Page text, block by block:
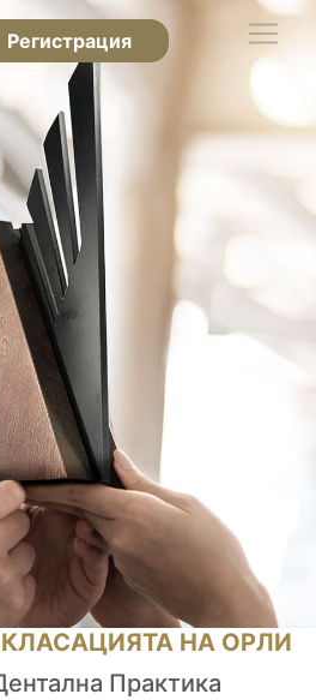
Регистрация
НА ОРЛИ
Практика